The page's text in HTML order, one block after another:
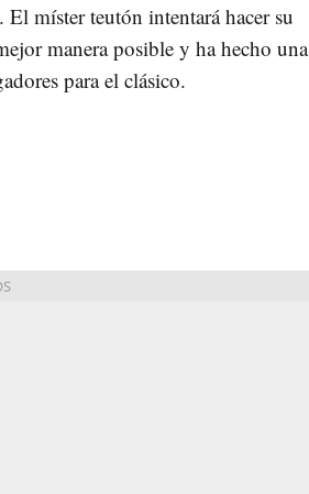
El míster teutón intentará hacer su
manera posible y ha hecho una
para el clásico.